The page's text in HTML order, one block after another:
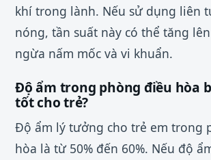
khí trong lành. Nếu sử dụng liên
nóng, tần suất này có thể tăng
ngừa nấm mốc và vi khuẩn.
Độ ẩm trong phòng điều hòa
tốt cho trẻ?
Độ ẩm lý tưởng cho trẻ em trong
hòa là từ 50% đến 60%. Nếu độ